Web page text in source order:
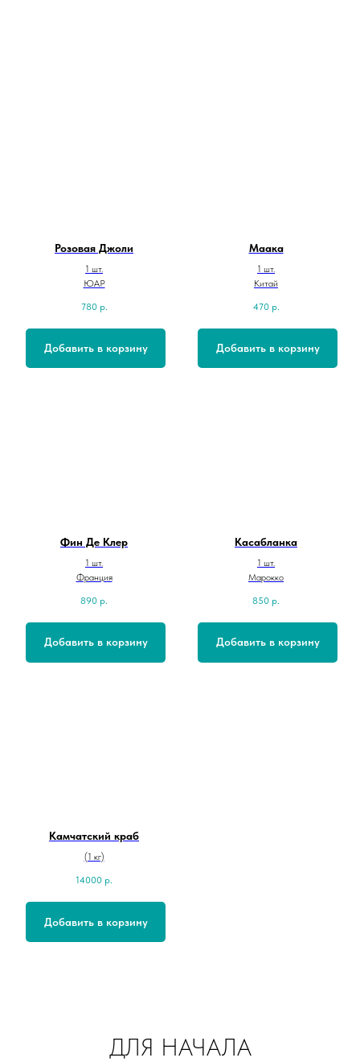
Розовая Джоли
1 шт.
ЮАР
780 р.
Добавить в корзину
Маака
1 шт.
Китай
470 р.
Добавить в корзину
Фин Де Клер
1 шт.
Франция
890 р.
Добавить в корзину
Касабланка
1 шт.
Марокко
850 р.
Добавить в корзину
Камчатский краб
(1 кг)
14000 р.
Добавить в корзину
ДЛЯ НАЧАЛА